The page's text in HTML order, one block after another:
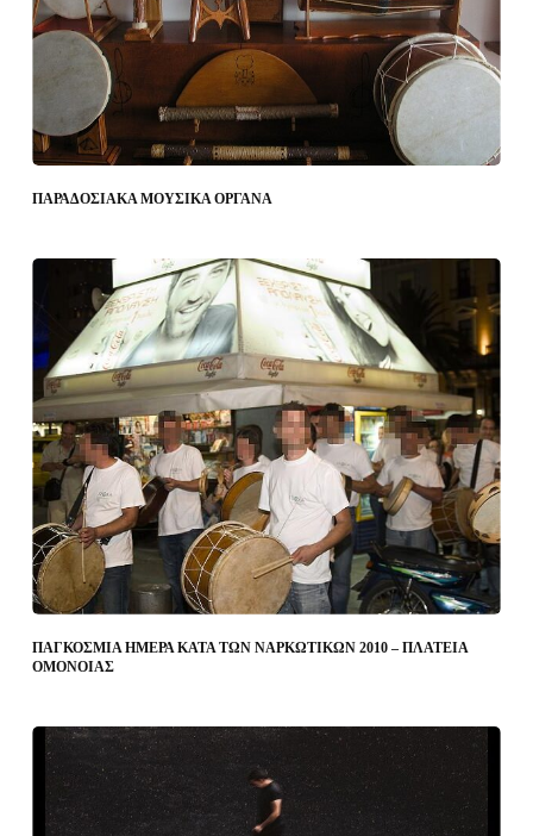
ΠΑΡΑΔΟΣΙΑΚΑ ΜΟΥΣΙΚΑ ΟΡΓΑΝΑ
ΠΑΓΚΟΣΜΙΑ ΗΜΕΡΑ ΚΑΤΑ ΤΩΝ ΝΑΡΚΩΤΙΚΩΝ 2010 – ΠΛΑΤΕΙΑ
ΟΜΟΝΟΙΑΣ